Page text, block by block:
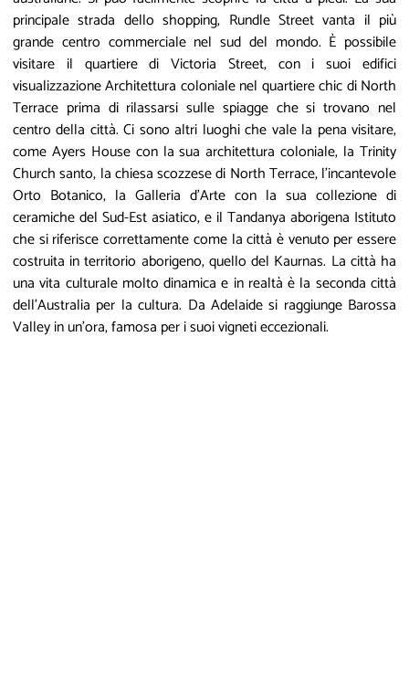
principale strada dello shopping, Rundle Street vanta il più
grande centro commerciale nel sud del mondo. È possibile
visitare il quartiere di Victoria Street, con i suoi edifici
visualizzazione Architettura coloniale nel quartiere chic di North
Terrace prima di rilassarsi sulle spiagge che si trovano nel
centro della città. Ci sono altri luoghi che vale la pena visitare,
come Ayers House con la sua architettura coloniale, la Trinity
Church santo, la chiesa scozzese di North Terrace, l'incantevole
Orto Botanico, la Galleria d'Arte con la sua collezione di
ceramiche del Sud-Est asiatico, e il Tandanya aborigena Istituto
che si riferisce correttamente come la città è venuto per essere
costruita in territorio aborigeno, quello del Kaurnas. La città ha
una vita culturale molto dinamica e in realtà è la seconda città
dell'Australia per la cultura. Da Adelaide si raggiunge Barossa
Valley in un'ora, famosa per i suoi vigneti eccezionali.